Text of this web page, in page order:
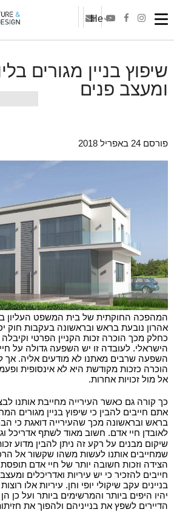
He
שיפוץ בניין מגורים
ומעצב פנים
פורסם 24 באפריל 2018
המהפכה החוקתית של בית המשפט העליון
אהרון נובעת בראש ובראשונה בעקבות חוק
כחלק מכך הוכרה זכות הקניין הפרטי
הישראלי. לעובדה זו יש השפעה גדולה על
השפעה שרבים מאתנו לא מודעים אליה. אך
הוכרה כזכות מקודשת היא לא אינסופית
אל מול זכויות אחרות.
כך קורה גם כאשר העירייה מחייבת אותנו
אתם חייבים להבין כי שיפוץ בניין מגורים
בראש ובראשונה מכך שהעירייה דואגת כי
לאובדן חיי אדם. חשוב מאוד לשתף אדריכל
שיקום מבנים על רקע זה ניתן להבין מדוע
שמחייבים אותנו לעשות משהו שקשור אל
הצידה וזכות חשובה יותר של חיי אדם
חייבים להזכיר כי יש עיריות ואדריכלים
בניינים עקב שיקולי יופי וחן. עיריות אלו
יהיו היפים ביותר והמרשימים ביותר ועל כן
הדיירים לשפץ את בנייניהם ולהפוך את